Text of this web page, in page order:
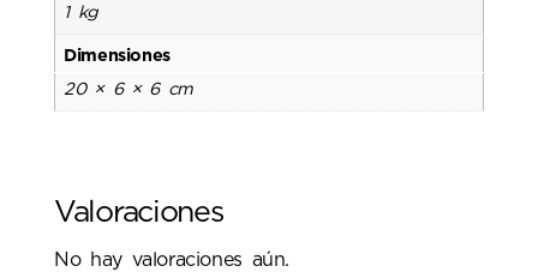
1 kg
Dimensiones
20 × 6 × 6 cm
Valoraciones
No hay valoraciones aún.